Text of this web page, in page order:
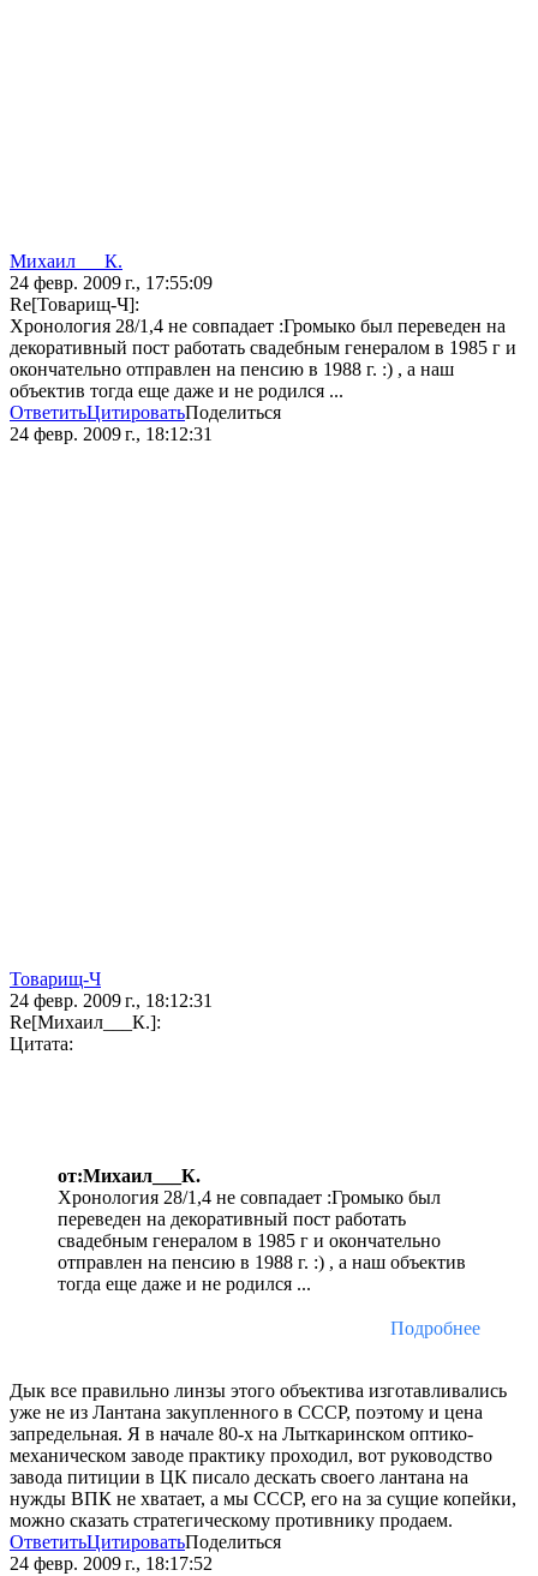
Михаил___К.
24 февр. 2009 г., 17:55:09
Re[Товарищ-Ч]:
Хронология 28/1,4 не совпадает :Громыко был переведен на
декоративный пост работать свадебным генералом в 1985 г и
окончательно отправлен на пенсию в 1988 г. :) , а наш
объектив тогда еще даже и не родился ...
ОтветитьЦитироватьПоделиться
24 февр. 2009 г., 18:12:31
Товарищ-Ч
24 февр. 2009 г., 18:12:31
Re[Михаил___К.]:
Цитата:
от:Михаил___К.
Хронология 28/1,4 не совпадает :Громыко был
переведен на декоративный пост работать
свадебным генералом в 1985 г и окончательно
отправлен на пенсию в 1988 г. :) , а наш объектив
тогда еще даже и не родился ...
Подробнее
Дык все правильно линзы этого объектива изготавливались
уже не из Лантана закупленного в СССР, поэтому и цена
запредельная. Я в начале 80-х на Лыткаринском оптико-
механическом заводе практику проходил, вот руководство
завода питиции в ЦК писало дескать своего лантана на
нужды ВПК не хватает, а мы СССР, его на за сущие копейки,
можно сказать стратегическому противнику продаем.
ОтветитьЦитироватьПоделиться
24 февр. 2009 г., 18:17:52